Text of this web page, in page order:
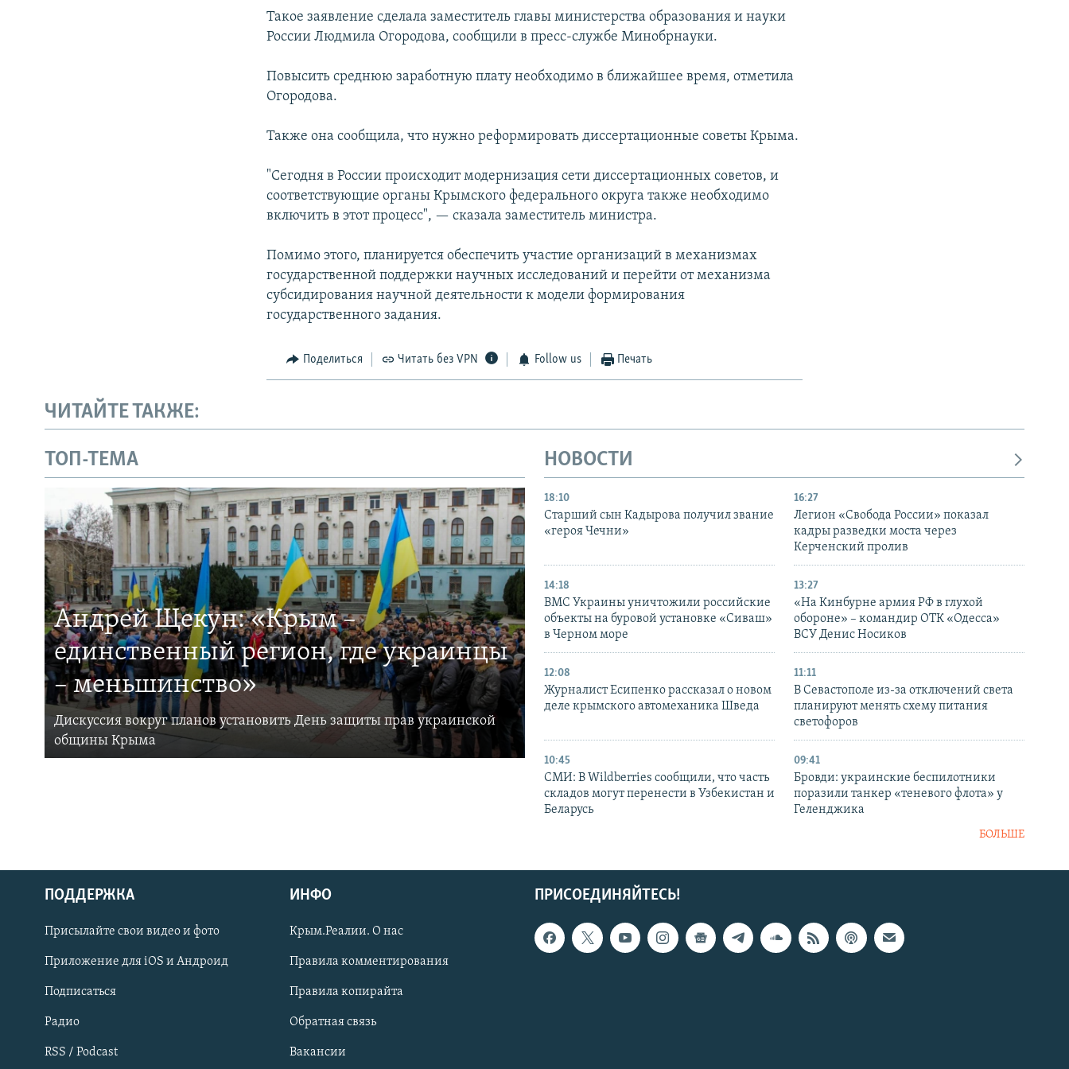
Українською
Qırımtatar
ПРИСОЕДИНЯЙТЕСЬ!
Такое заявление сделала заместитель главы министерства образования и науки
России Людмила Огородова, сообщили в пресс-службе Минобрнауки.
Повысить среднюю заработную плату необходимо в ближайшее время, отметила
Огородова.
Также она сообщила, что нужно реформировать диссертационные советы Крыма.
"Сегодня в России происходит модернизация сети диссертационных советов, и
соответствующие органы Крымского федерального округа также необходимо
включить в этот процесс", — сказала заместитель министра.
Помимо этого, планируется обеспечить участие организаций в механизмах
государственной поддержки научных исследований и перейти от механизма
субсидирования научной деятельности к модели формирования
государственного задания.
Поделиться Читать без VPN Follow us Печать
ЧИТАЙТЕ ТАКЖЕ:
ТОП-ТЕМА
Андрей Щекун: «Крым –
единственный регион, где украинцы
– меньшинство»
Дискуссия вокруг планов установить День защиты прав украинской
общины Крыма
НОВОСТИ
18:10
Старший сын Кадырова получил звание
«героя Чечни»
16:27
Легион «Свобода России» показал
кадры разведки моста через
Керченский пролив
14:18
ВМС Украины уничтожили российские
объекты на буровой установке «Сиваш»
в Черном море
13:27
«На Кинбурне армия РФ в глухой
обороне» – командир ОТК «Одесса»
ВСУ Денис Носиков
12:08
Журналист Есипенко рассказал о новом
деле крымского автомеханика Шведа
11:11
В Севастополе из-за отключений света
планируют менять схему питания
светофоров
10:45
СМИ: В Wildberries сообщили, что часть
складов могут перенести в Узбекистан и
Беларусь
09:41
Бровди: украинские беспилотники
поразили танкер «теневого флота» у
Геленджика
БОЛЬШЕ
ПРИСОЕДИНЯЙТЕСЬ!
ПОДДЕРЖКА
Присылайте свои видео и фото
Приложение для iOS и Андроид
Подписаться
Радио
RSS / Podcast
ИНФО
Крым.Реалии. О нас
Правила комментирования
Правила копирайта
Обратная связь
Вакансии